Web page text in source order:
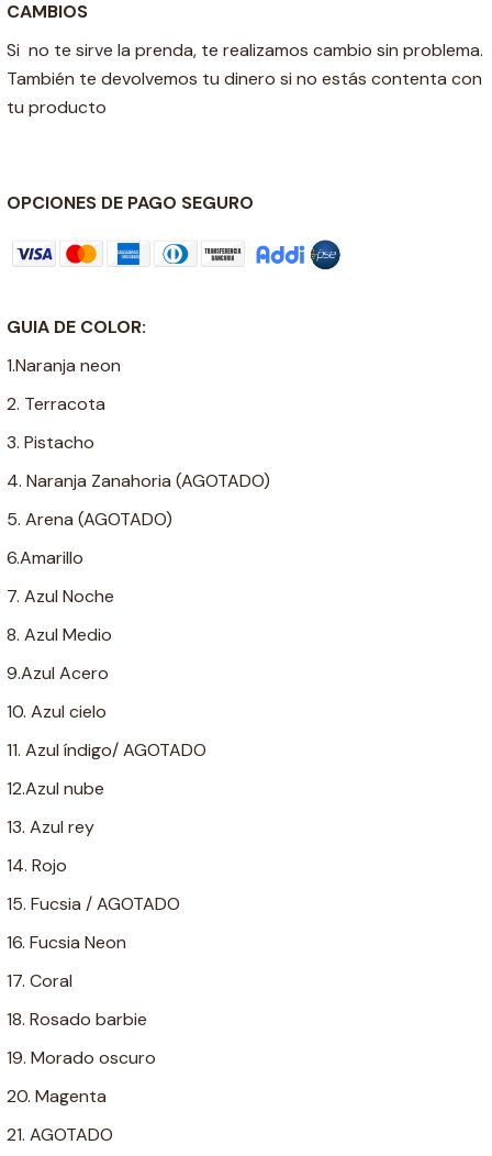
CAMBIOS
Si no te sirve la prenda, te realizamos cambio sin problema.
También te devolvemos tu dinero si no estás contenta con
tu producto
OPCIONES DE PAGO SEGURO
GUIA DE COLOR:
1.Naranja neon
2. Terracota
3. Pistacho
4. Naranja Zanahoria (AGOTADO)
5. Arena (AGOTADO)
6.Amarillo
7. Azul Noche
8. Azul Medio
9.Azul Acero
10. Azul cielo
11. Azul índigo/ AGOTADO
12.Azul nube
13. Azul rey
14. Rojo
15. Fucsia / AGOTADO
16. Fucsia Neon
17. Coral
18. Rosado barbie
19. Morado oscuro
20. Magenta
21. AGOTADO